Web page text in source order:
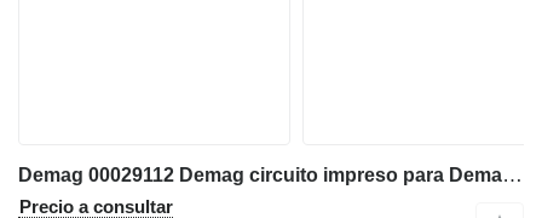
Demag 00029112 Demag circuito impreso para Demag AC100, AC120, AC300, CC1800, CC2800 grúa móvil
Precio a consultar